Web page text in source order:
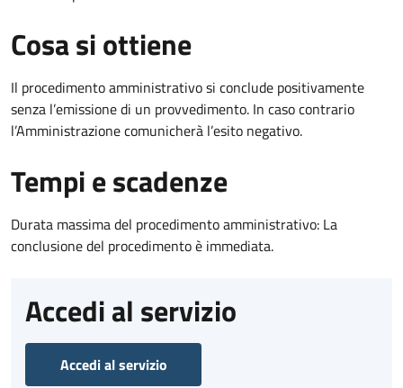
Cosa si ottiene
Il procedimento amministrativo si conclude positivamente
senza l’emissione di un provvedimento. In caso contrario
l’Amministrazione comunicherà l’esito negativo.
Tempi e scadenze
Durata massima del procedimento amministrativo: La
conclusione del procedimento è immediata.
Accedi al servizio
Accedi al servizio